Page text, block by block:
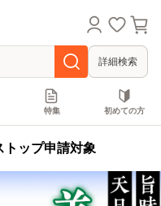
詳細検索
特集 初めての方
トップ申請対象